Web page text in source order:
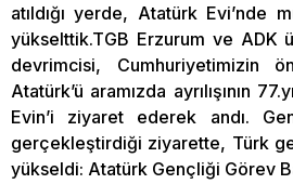
atıldığı yerde, Atatürk Evi’nde
yükselttik.TGB Erzurum ve ADK
devrimcisi, Cumhuriyetimizin
Atatürk’ü aramızda ayrılışının
Evin’i ziyaret ederek andı.
gerçekleştirdiği ziyarette, Türk
yükseldi: Atatürk Gençliği Görev